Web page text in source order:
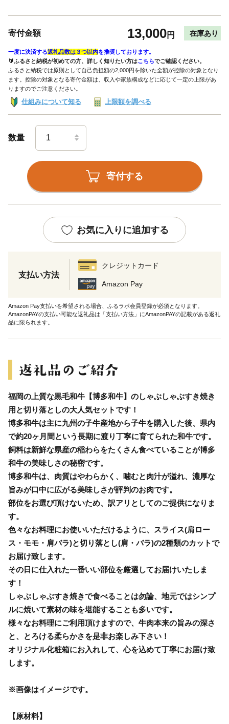
寄付金額 13,000円 在庫あり
一度に決済する返礼品数は３つ以内を推奨しております。
🔰ふるさと納税が初めての方、詳しく知りたい方はこちらでご確認ください。
ふるさと納税では原則として自己負担額の2,000円を除いた全額が控除の対象となり
ます。控除の対象となる寄付金額は、収入や家族構成などに応じて一定の上限があ
りますのでご注意ください。
仕組みについて知る 上限額を調べる
数量
寄付する
お気に入りに追加する
支払い方法
クレジットカード
Amazon Pay
Amazon Pay支払いを希望される場合、ふるラボ会員登録が必須となります。
AmazonPAYの支払い可能な返礼品は「支払い方法」にAmazonPAYの記載がある返礼
品に限られます。
福岡の上質な黒毛和牛【博多和牛】のしゃぶしゃぶすき焼き
用と切り落としの大人気セットです！
博多和牛は主に九州の子牛産地から子牛を購入した後、県内
で約20ヶ月間という長期に渡り丁寧に育てられた和牛です。
飼料は新鮮な県産の稲わらをたくさん食べていることが博多
和牛の美味しさの秘密です。
博多和牛は、肉質はやわらかく、噛むと肉汁が溢れ、濃厚な
旨みが口中に広がる美味しさが評判のお肉です。
部位をお選び頂けないため、訳アリとしてのご提供になりま
す。
色々なお料理にお使いいただけるように、スライス(肩ロー
ス・モモ・肩バラ)と切り落とし(肩・バラ)の2種類のカットで
お届け致します。
その日に仕入れた一番いい部位を厳選してお届けいたしま
す！
しゃぶしゃぶすき焼きで食べることは勿論、地元ではシンプ
ルに焼いて素材の味を堪能することも多いです。
様々なお料理にご利用頂けますので、牛肉本来の旨みの深さ
と、とろける柔らかさを是非お楽しみ下さい！
オリジナル化粧箱にお入れして、心を込めて丁寧にお届け致
します。
※画像はイメージです。
【原材料】